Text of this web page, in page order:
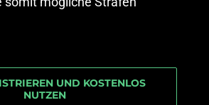
UND KOSTENLOS
NUTZEN